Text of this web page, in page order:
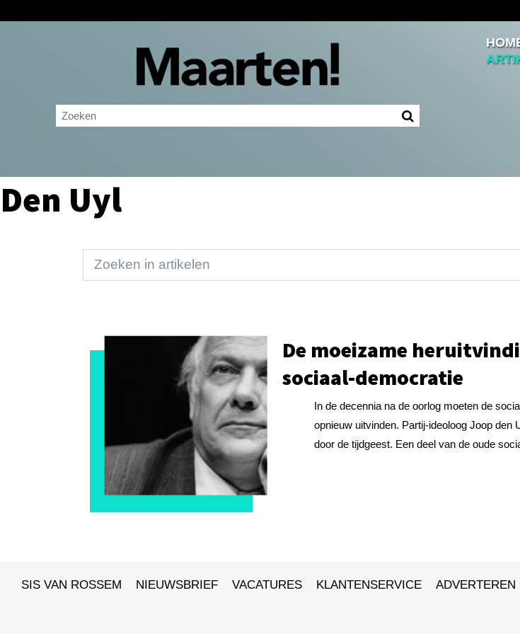
Inloggen
Ingelogd blijven
Den Uyl
De moeizame
sociaal-democratie
In de decennia na de oorlog moeten de
opnieuw uitvinden. Partij-ideoloog Joop den
door de tijdgeest. Een deel van de oude
SIS VAN ROSSEM NIEUWSBRIEF VACATURES KLANTENSERVICE ADVERTEREN